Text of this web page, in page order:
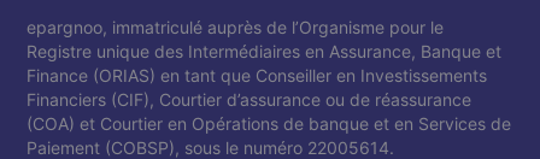
epargnoo, immatriculé auprès de l’Organisme pour le
Registre unique des Intermédiaires en Assurance, Banque et
Finance (ORIAS) en tant que Conseiller en Investissements
Financiers (CIF), Courtier d’assurance ou de réassurance
(COA) et Courtier en Opérations de banque et en Services de
Paiement (COBSP), sous le numéro 22005614.